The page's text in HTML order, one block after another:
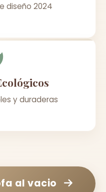
diseño 2024
y duraderas
al vacio